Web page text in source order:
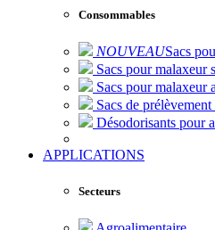
Consommables
NOUVEAUSacs
Sacs pour malaxeur
Sacs pour malaxeur
Sacs de prélèvement
Désodorisants pour
APPLICATIONS
Secteurs